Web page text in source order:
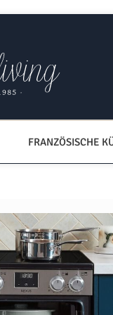
FRANZÖSISCHE